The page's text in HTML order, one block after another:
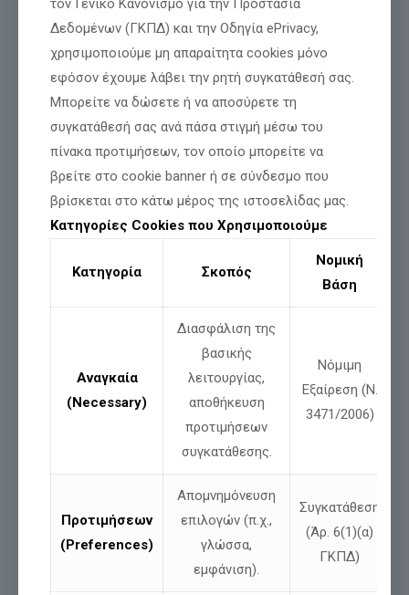
Πάντα ένας ΕΛΛΗΝΙΚΟΣ ΠΑΛΜΟΣχτυπά δυνατάστις ψυχές
των Ελλήνωνκαι τουςενώνεισαν μια γροθιάμπροστά στον
τον Γενικό Κανονισμό για την Προστασία
Δεδομένων (ΓΚΠΔ) και την Οδηγία ePrivacy,
χρησιμοποιούμε μη απαραίτητα cookies μόνο
εφόσον έχουμε λάβει την ρητή συγκατάθεσή σας.
Μπορείτε να δώσετε ή να αποσύρετε τη
συγκατάθεσή σας ανά πάσα στιγμή μέσω του
πίνακα προτιμήσεων, τον οποίο μπορείτε να
βρείτε στο cookie banner ή σε σύνδεσμο που
βρίσκεται στο κάτω μέρος της ιστοσελίδας μας.
Κατηγορίες Cookies που Χρησιμοποιούμε
Κατηγορία Σκοπός
Νομική
Βάση
Αναγκαία
(Necessary)
Διασφάλιση της
βασικής
λειτουργίας,
αποθήκευση
προτιμήσεων
συγκατάθεσης.
Νόμιμη
Εξαίρεση (Ν.
3471/2006)
Προτιμήσεων
(Preferences)
Απομνημόνευση
επιλογών (π.χ.,
γλώσσα,
εμφάνιση).
Συγκατάθεση
(Άρ. 6(1)(α)
ΓΚΠΔ)